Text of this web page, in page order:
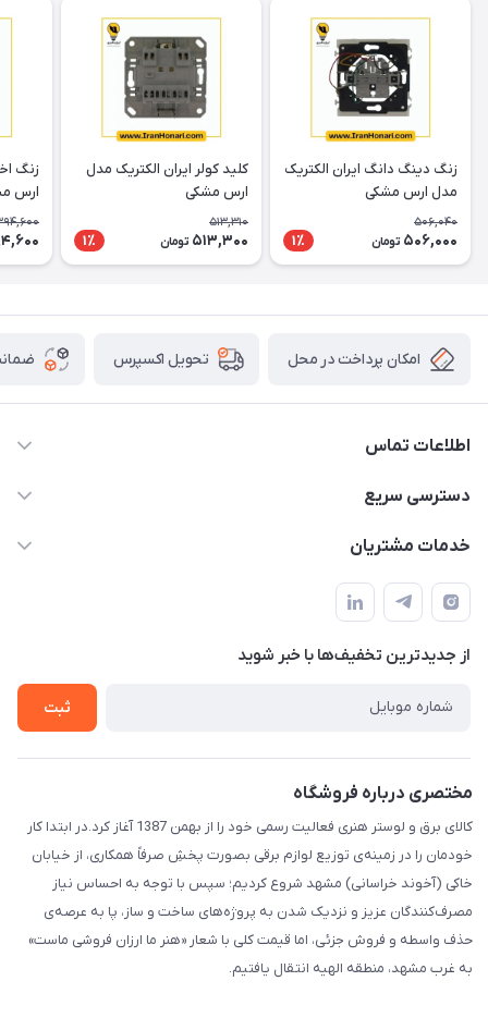
زنگ دینگ دانگ ایران الکتریک
مدل ارس مشکی
506,040
506,000 تومان 1٪
کلید کولر ایران الکتریک مدل
ارس مشکی
513,310
513,300 تومان 1٪
زنگ
ارس
امکان پرداخت در محل تحویل اکسپرس
اطلاعات تماس
۰۵۱-۳۵۱۴۸۰۰۰
دسترسی سریع
حساب کاربری
لیست محصولات
درباره ما
خدمات مشتریان
سامانه پیگیری مرسولات اداره پست
سوالات متداول
قوانین و مقررات
حریم خصوصی
از جدید‌ترین تخفیف‌ها با‌ خبر شوید
ثبت
مختصری درباره فروشگاه
کالای برق و لوستر هنری فعالیت رسمی خود را از بهمن 1387 آغاز کرد.در ابتدا کار
خودمان را در زمینه‌ی توزیع لوازم برقی بصورت پخشِ صرفاً همکاری، از خیابان
خاکی (آخوند خراسانی) مشهد شروع کردیم؛ سپس با توجه به احساس نیاز
مصرف‌کنندگان عزیز و نزدیک شدن به پروژه‌های ساخت و ساز، پا به عرصه‌ی
حذف واسطه و فروش جزئی، اما قیمت کلی با شعار «هنر ما ارزان فروشی ماست»
به غرب مشهد، منطقه الهیه انتقال یافتیم.